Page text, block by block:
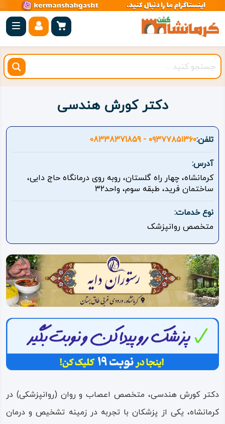
صفحه
اصلی
کرمانشاه
شهرستان
بیستون
روستاهای
هدف
ویژه
درباره
ما
دکتر کورش هندسی
تلفن:۰۹۳۷۷۸۵۱۳۶۰ - 08338371859
آدرس:
کرمانشاه، چهار راه گلستان، روبه روی درمانگاه حاج دایی،
ساختمان فرید، طبقه سوم، واحد۳۲
نوع خدمات:
متخصص روانپزشک
دکتر کورش هندسی، متخصص اعصاب و روان (روانپزشکی) در
کرمانشاه، یکی از پزشکان با تجربه در زمینه تشخیص و درمان